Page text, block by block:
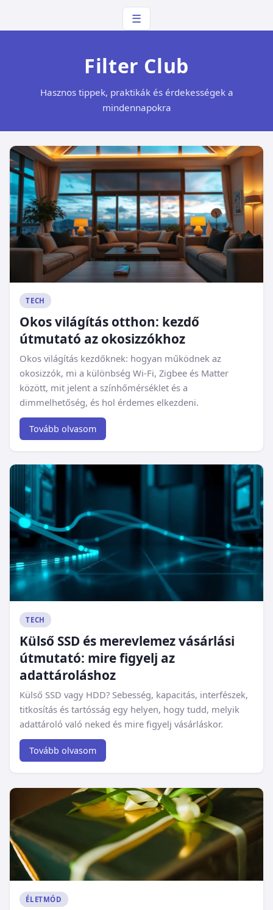
☰
Filter Club
Hasznos tippek, praktikák és érdekességek a
mindennapokra
TECH
Okos világítás otthon: kezdő
útmutató az okosizzókhoz
Okos világítás kezdőknek: hogyan működnek az
okosizzók, mi a különbség Wi-Fi, Zigbee és Matter
között, mit jelent a színhőmérséklet és a
dimmelhetőség, és hol érdemes elkezdeni.
Tovább olvasom
TECH
Külső SSD és merevlemez vásárlási
útmutató: mire figyelj az
adattároláshoz
Külső SSD vagy HDD? Sebesség, kapacitás, interfészek,
titkosítás és tartósság egy helyen, hogy tudd, melyik
adattároló való neked és mire figyelj vásárláskor.
Tovább olvasom
ÉLETMÓD